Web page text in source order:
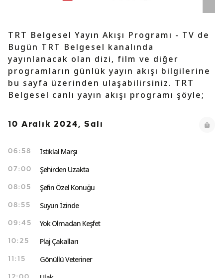
TRT Belgesel Yayın Akışı Programı - TV de
Bugün TRT Belgesel kanalında
yayınlanacak olan dizi, film ve diğer
programların günlük yayın akışı bilgilerine
bu sayfa üzerinden ulaşabilirsiniz. TRT
Belgesel canlı yayın akışı programı şöyle;
10 Aralık 2024, Salı
06:58 İstiklal Marşı
07:00 Şehirden Uzakta
08:05 Şefin Özel Konuğu
08:55 Suyun İzinde
09:45 Yok Olmadan Keşfet
10:25 Plaj Çakalları
11:15 Gönüllü Veteriner